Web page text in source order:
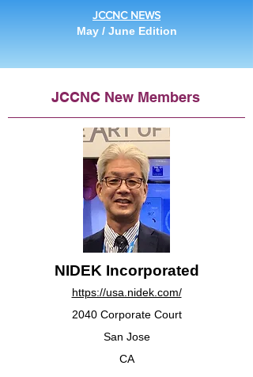
JCCNC NEWS
May / June Edition
JCCNC New Members
NIDEK Incorporated
https://usa.nidek.com/
2040 Corporate Court
San Jose
CA